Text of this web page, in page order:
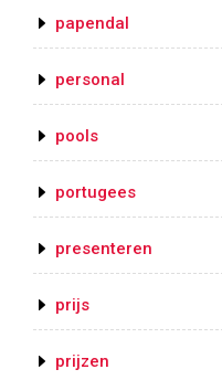
papendal
personal
pools
portugees
presenteren
prijs
prijzen